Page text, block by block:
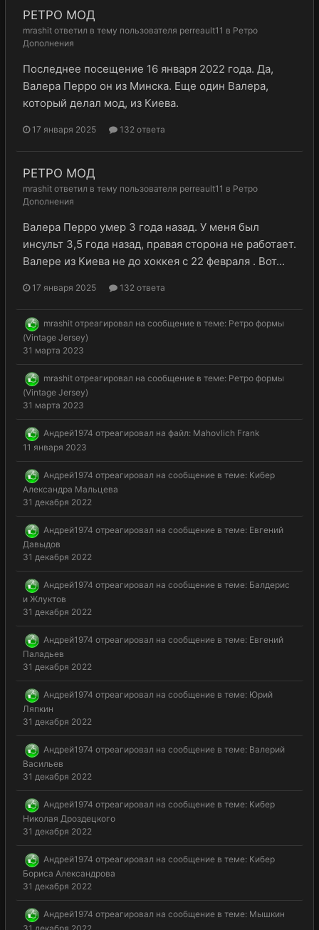
РЕТРО МОД
mrashit ответил в тему пользователя perreault11 в Ретро
Дополнения
Последнее посещение 16 января 2022 года. Да,
Валера Перро он из Минска. Еще один Валера,
который делал мод, из Киева.
17 января 2025 132 ответа
РЕТРО МОД
mrashit ответил в тему пользователя perreault11 в Ретро
Дополнения
Валера Перро умер 3 года назад. У меня был
инсульт 3,5 года назад, правая сторона не работает.
Валере из Киева не до хоккея с 22 февраля . Вот...
17 января 2025 132 ответа
mrashit отреагировал на сообщение в теме: Ретро формы
(Vintage Jersey)
31 марта 2023
mrashit отреагировал на сообщение в теме: Ретро формы
(Vintage Jersey)
31 марта 2023
Андрей1974 отреагировал на файл: Mahovlich Frank
11 января 2023
Андрей1974 отреагировал на сообщение в теме: Кибер
Александра Мальцева
31 декабря 2022
Андрей1974 отреагировал на сообщение в теме: Евгений
Давыдов
31 декабря 2022
Андрей1974 отреагировал на сообщение в теме: Балдерис
и Жлуктов
31 декабря 2022
Андрей1974 отреагировал на сообщение в теме: Евгений
Паладьев
31 декабря 2022
Андрей1974 отреагировал на сообщение в теме: Юрий
Ляпкин
31 декабря 2022
Андрей1974 отреагировал на сообщение в теме: Валерий
Васильев
31 декабря 2022
Андрей1974 отреагировал на сообщение в теме: Кибер
Николая Дроздецкого
31 декабря 2022
Андрей1974 отреагировал на сообщение в теме: Кибер
Бориса Александрова
31 декабря 2022
Андрей1974 отреагировал на сообщение в теме: Мышкин